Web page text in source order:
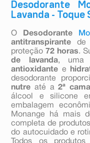
Desodorante
Lavanda - Toque
O Desodorante
antitranspirante de
proteção 72 horas.
de lavanda, uma
antioxidante e
desodorante
nutre até a2ª
álcool e silicone
embalagem
Monange há mais
completa de
do autocuidado e
Todos os